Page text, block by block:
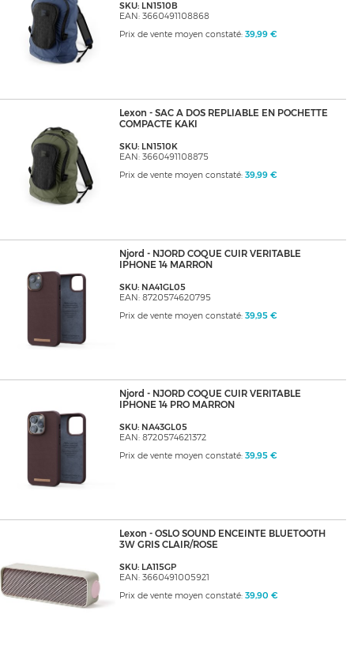
SKU: LN1510B
EAN: 3660491108868
Prix de vente moyen constaté: 39,99 €
Lexon - SAC A DOS REPLIABLE EN POCHETTE
COMPACTE KAKI
SKU: LN1510K
EAN: 3660491108875
Prix de vente moyen constaté: 39,99 €
Njord - NJORD COQUE CUIR VERITABLE
IPHONE 14 MARRON
SKU: NA41GL05
EAN: 8720574620795
Prix de vente moyen constaté: 39,95 €
Njord - NJORD COQUE CUIR VERITABLE
IPHONE 14 PRO MARRON
SKU: NA43GL05
EAN: 8720574621372
Prix de vente moyen constaté: 39,95 €
Lexon - OSLO SOUND ENCEINTE BLUETOOTH
3W GRIS CLAIR/ROSE
SKU: LA115GP
EAN: 3660491005921
Prix de vente moyen constaté: 39,90 €